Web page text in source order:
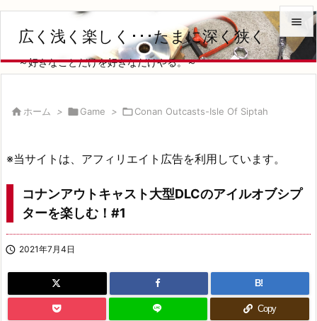
広く浅く楽しく･･･たまに深く狭く
～好きなことだけを好きなだけやる。～



 ホーム > Game > Conan Outcasts-Isle Of Siptah
※当サイトは、アフィリエイト広告を利用しています。
コナンアウトキャスト大型DLCのアイルオブシプ
ターを楽しむ！#1
 2021年7月4日
B!
Copy